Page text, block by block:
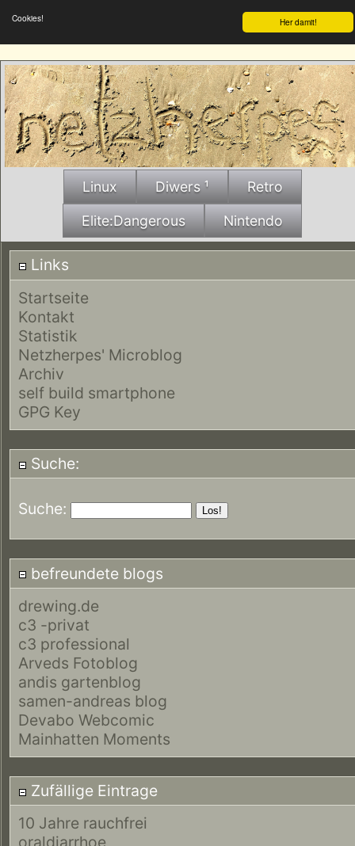
Her damit!
Cookies!
Linux Diwers ¹ Retro
Elite:Dangerous Nintendo
Links
Startseite
Kontakt
Statistik
Netzherpes' Microblog
Archiv
self build smartphone
GPG Key
Suche:
Suche:
befreundete blogs
drewing.de
c3 -privat
c3 professional
Arveds Fotoblog
andis gartenblog
samen-andreas blog
Devabo Webcomic
Mainhatten Moments
Zufällige Eintrage
10 Jahre rauchfrei